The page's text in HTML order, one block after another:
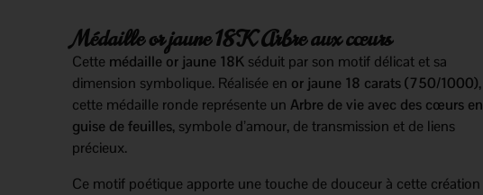
Médaille or jaune 18K Arbre aux cœurs
Cette médaille or jaune 18K séduit par son motif délicat et sa
dimension symbolique. Réalisée en or jaune 18 carats (750/1000),
cette médaille ronde représente un Arbre de vie avec des cœurs en
guise de feuilles, symbole d’amour, de transmission et de liens
précieux.
Ce motif poétique apporte une touche de douceur à cette création